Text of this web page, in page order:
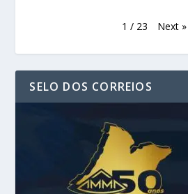
1 / 23 Next »
SELO DOS CORREIOS